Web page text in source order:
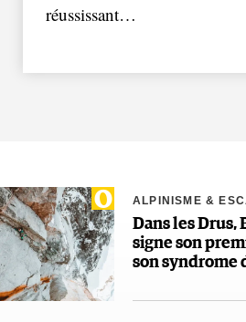
réussissant…
ALPINISME &
Dans les Drus,
signe son
son syndrome